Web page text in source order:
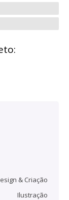
& Criação
Ilustração